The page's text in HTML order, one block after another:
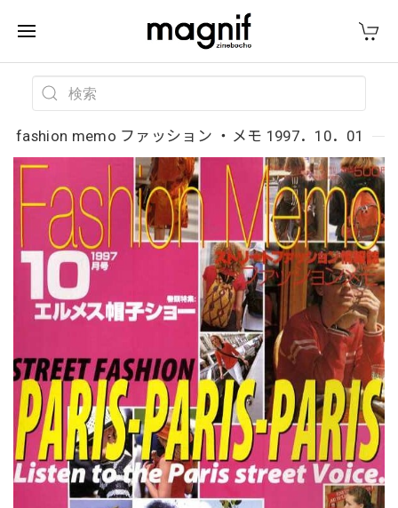
fashion memo ファッション ・メモ 1997．10．01